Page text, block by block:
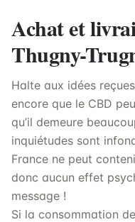
Achat et
Thugny-
Halte aux idées
encore que le CBD
qu’il demeure
inquiétudes sont
France ne peut
donc aucun effet
message !
Si la consommation